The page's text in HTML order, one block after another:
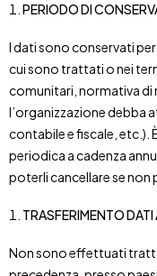
PERIODO DI
I dati sono conservati
cui sono trattati o nei
comunitari, normativa di
l’organizzazione debba
contabile e fiscale, etc.).
periodica a cadenza
poterli cancellare se non
TRASFERIMENTO DATI
Non sono effettuati